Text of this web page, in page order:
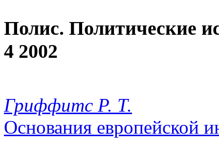
Полис. Политические
4 2002
Гриффитс Р. Т.
Основания европейской